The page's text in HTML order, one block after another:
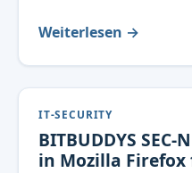
Weiterlesen →
IT-SECURITY
BITBUDDYS
in Mozilla